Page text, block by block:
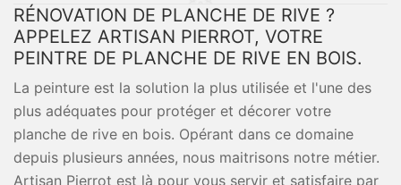
RÉNOVATION DE PLANCHE DE RIVE ?
APPELEZ ARTISAN PIERROT, VOTRE
PEINTRE DE PLANCHE DE RIVE EN BOIS.
La peinture est la solution la plus utilisée et l'une des
plus adéquates pour protéger et décorer votre
planche de rive en bois. Opérant dans ce domaine
depuis plusieurs années, nous maitrisons notre métier.
Artisan Pierrot est là pour vous servir et satisfaire par